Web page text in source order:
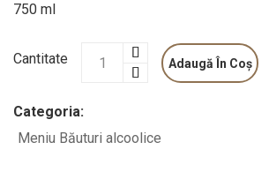
750 ml
Cantitate Adaugă În Coș
Categoria:
Meniu Băuturi alcoolice